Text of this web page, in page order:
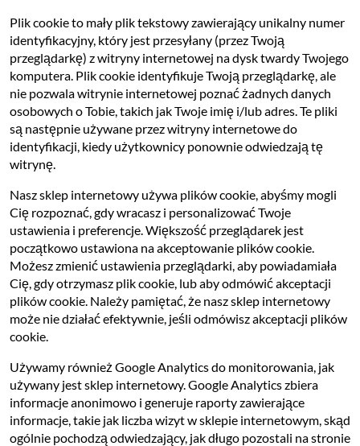
Plik cookie to mały plik tekstowy zawierający unikalny numer
identyfikacyjny, który jest przesyłany (przez Twoją
przeglądarkę) z witryny internetowej na dysk twardy Twojego
komputera. Plik cookie identyfikuje Twoją przeglądarkę, ale
nie pozwala witrynie internetowej poznać żadnych danych
osobowych o Tobie, takich jak Twoje imię i/lub adres. Te pliki
są następnie używane przez witryny internetowe do
identyfikacji, kiedy użytkownicy ponownie odwiedzają tę
witrynę.
Nasz sklep internetowy używa plików cookie, abyśmy mogli
Cię rozpoznać, gdy wracasz i personalizować Twoje
ustawienia i preferencje. Większość przeglądarek jest
początkowo ustawiona na akceptowanie plików cookie.
Możesz zmienić ustawienia przeglądarki, aby powiadamiała
Cię, gdy otrzymasz plik cookie, lub aby odmówić akceptacji
plików cookie. Należy pamiętać, że nasz sklep internetowy
może nie działać efektywnie, jeśli odmówisz akceptacji plików
cookie.
Używamy również Google Analytics do monitorowania, jak
używany jest sklep internetowy. Google Analytics zbiera
informacje anonimowo i generuje raporty zawierające
informacje, takie jak liczba wizyt w sklepie internetowym, skąd
ogólnie pochodzą odwiedzający, jak długo pozostali na stronie